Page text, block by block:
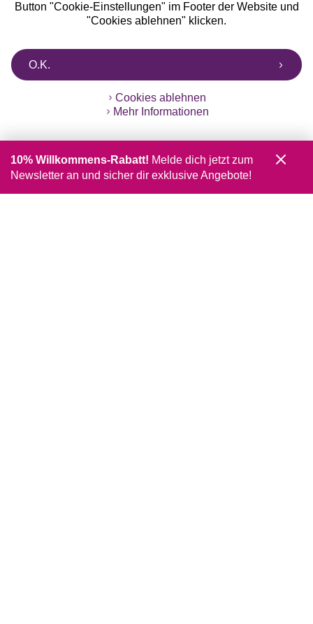
Button "Cookie-Einstellungen" im Footer der Website und
"Cookies ablehnen" klicken.
O.K.
Cookies ablehnen
Mehr Informationen
10% Willkommens-Rabatt! Melde dich jetzt zum
Newsletter an und sicher dir exklusive Angebote!